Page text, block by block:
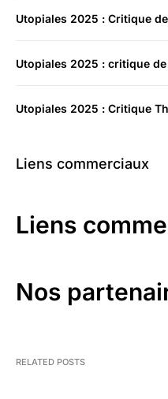
Utopiales 2025 : Critique
Utopiales 2025 : critique
Utopiales 2025 : Critique
Liens commerciaux
Liens
Nos
RELATED POSTS